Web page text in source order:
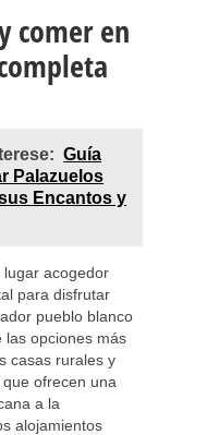
comer en
Guía
Palazuelos
Encantos y
lugar acogedor
para disfrutar
pueblo blanco
las opciones más
casas rurales y
ofrecen una
a la
alojamientos